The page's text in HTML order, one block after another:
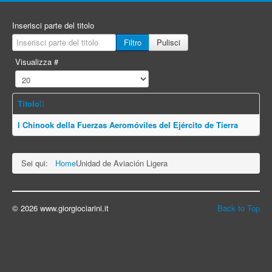
Inserisci parte del titolo
Filtro
Pulisci
Visualizza #
Titolo
I Chinook della Fuerzas Aeromóviles del Ejército de Tierra
Sei qui: HomeUnidad de Aviación Ligera
Back to Top
© 2026 www.giorgiociarini.it